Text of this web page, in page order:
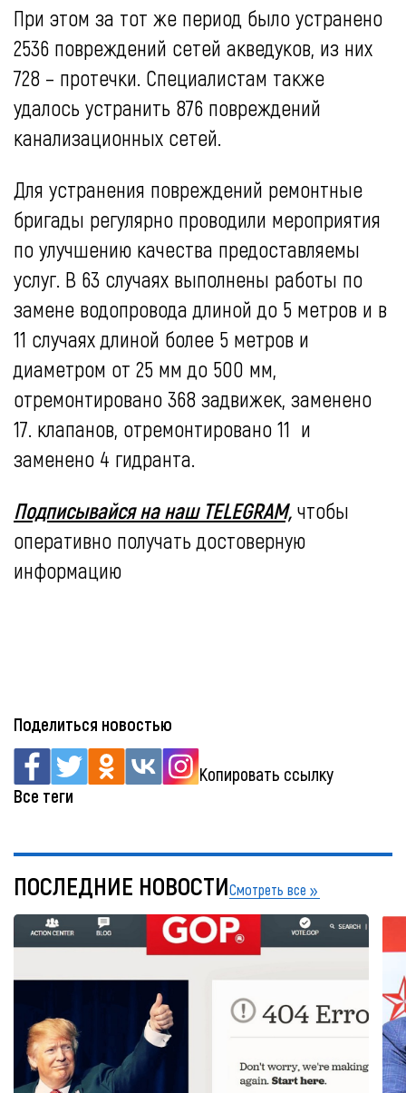
При этом за тот же период было устранено
2536 повреждений сетей акведуков, из них
728 – протечки. Специалистам также
удалось устранить 876 повреждений
канализационных сетей.
Для устранения повреждений ремонтные
бригады регулярно проводили мероприятия
по улучшению качества предоставляемы
услуг. В 63 случаях выполнены работы по
замене водопровода длиной до 5 метров и в
11 случаях длиной более 5 метров и
диаметром от 25 мм до 500 мм,
отремонтировано 368 задвижек, заменено
17. клапанов, отремонтировано 11 и
заменено 4 гидранта.
Подписывайся на наш TELEGRAM, чтобы
оперативно получать достоверную
информацию
Поделиться новостью
Копировать ссылку
Все теги
ПОСЛЕДНИЕ НОВОСТИСмотреть все